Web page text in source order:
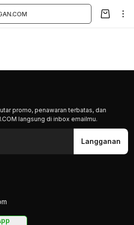
promo, penawaran terbatas, dan
langsung di inbox emailmu.
Langganan